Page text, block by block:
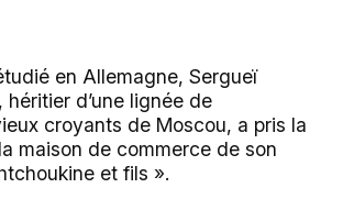
en Allemagne, Sergueï
héritier d’une lignée de
croyants de Moscou, a pris la
maison de commerce de son
et fils ».